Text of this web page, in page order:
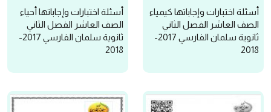
أسئلة اختبارات وإجاباتها كيمياء
الصف العاشر الفصل الثاني
ثانوية سلمان الفارسي 2017-
2018
أسئلة اختبارات وإجاباتها أحياء
الصف العاشر الفصل الثاني
ثانوية سلمان الفارسي 2017-
2018